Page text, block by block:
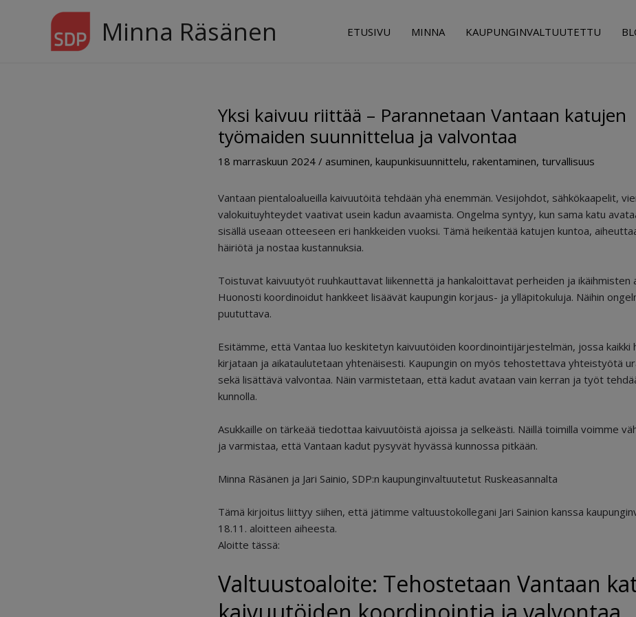
Minna Räsänen ETUSIVU MINNA KAUPUNGINVALTUUTETTU
Yksi kaivuu riittää – Parannetaan Vantaan katujen
työmaiden suunnittelua ja valvontaa
18 marraskuun 2024 / asuminen, kaupunkisuunnittelu, rakentaminen, turvallisuus
Vantaan pientaloalueilla kaivuutöitä tehdään yhä enemmän. Vesijohdot, sähkökaapelit,
valokuituyhteydet vaativat usein kadun avaamista. Ongelma syntyy, kun sama katu
sisällä useaan otteeseen eri hankkeiden vuoksi. Tämä heikentää katujen kuntoa,
häiriötä ja nostaa kustannuksia.
Toistuvat kaivuutyöt ruuhkauttavat liikennettä ja hankaloittavat perheiden ja ikäihmisten
Huonosti koordinoidut hankkeet lisäävät kaupungin korjaus- ja ylläpitokuluja. Näihin
puututtava.
Esitämme, että Vantaa luo keskitetyn kaivuutöiden koordinointijärjestelmän, jossa kaikki
kirjataan ja aikataulutetaan yhtenäisesti. Kaupungin on myös tehostettava yhteistyötä
sekä lisättävä valvontaa. Näin varmistetaan, että kadut avataan vain kerran ja työt
kunnolla.
Asukkaille on tärkeää tiedottaa kaivuutöistä ajoissa ja selkeästi. Näillä toimilla voimme
ja varmistaa, että Vantaan kadut pysyvät hyvässä kunnossa pitkään.
Minna Räsänen ja Jari Sainio, SDP:n kaupunginvaltuutetut Ruskeasannalta
Tämä kirjoitus liittyy siihen, että jätimme valtuustokollegani Jari Sainion kanssa
18.11. aloitteen aiheesta.
Aloitte tässä:
Valtuustoaloite: Tehostetaan Vantaan